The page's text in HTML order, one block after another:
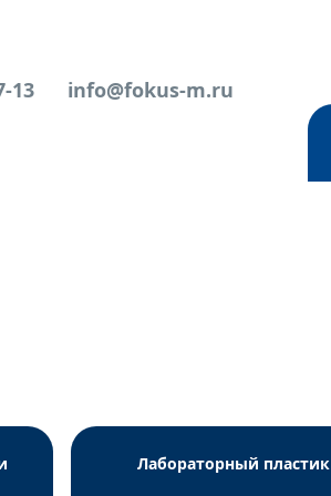
13 info@fokus-m.ru
Лабораторный пластик